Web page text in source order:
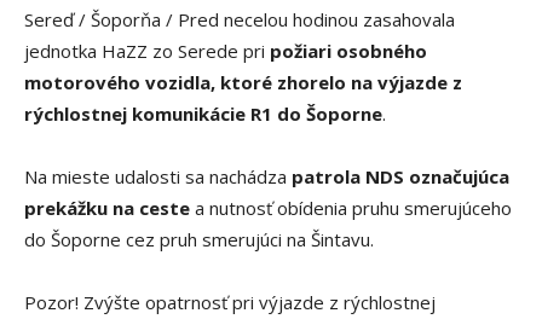
Sereď / Šoporňa / Pred necelou hodinou zasahovala
jednotka HaZZ zo Serede pri požiari osobného
motorového vozidla, ktoré zhorelo na výjazde z
rýchlostnej komunikácie R1 do Šoporne.
Na mieste udalosti sa nachádza patrola NDS označujúca
prekážku na ceste a nutnosť obídenia pruhu smerujúceho
do Šoporne cez pruh smerujúci na Šintavu.
Pozor! Zvýšte opatrnosť pri výjazde z rýchlostnej